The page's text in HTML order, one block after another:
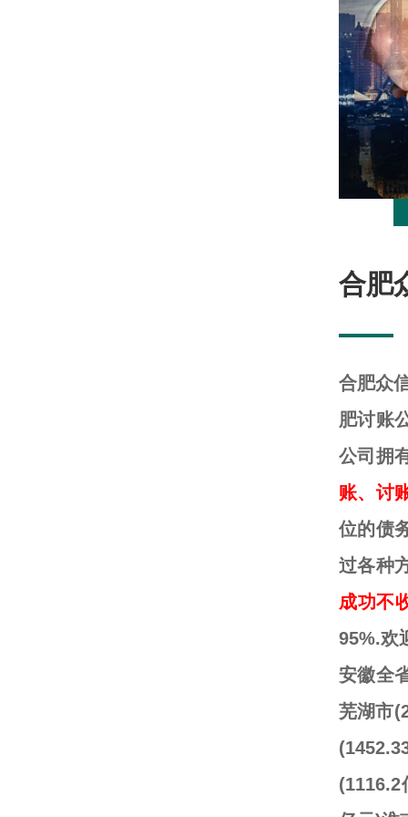
合肥
合肥众
肥讨账
公司拥
账、讨
位的债
过各种
成功不
95%.欢
安徽全
芜湖市